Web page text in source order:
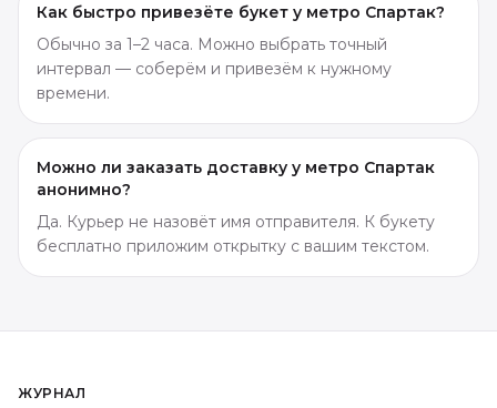
Как быстро привезёте букет у метро Спартак?
Обычно за 1–2 часа. Можно выбрать точный
интервал — соберём и привезём к нужному
времени.
Можно ли заказать доставку у метро Спартак
анонимно?
Да. Курьер не назовёт имя отправителя. К букету
бесплатно приложим открытку с вашим текстом.
ЖУРНАЛ